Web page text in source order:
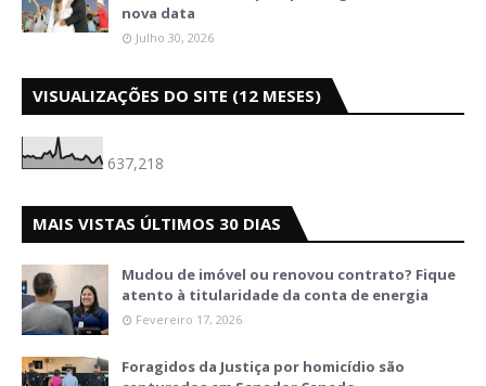
nova data
Julho 30, 2026
VISUALIZAÇÕES DO SITE (12 MESES)
637,218
MAIS VISTAS ÚLTIMOS 30 DIAS
Mudou de imóvel ou renovou contrato? Fique
atento à titularidade da conta de energia
Fevereiro 17, 2026
Foragidos da Justiça por homicídio são